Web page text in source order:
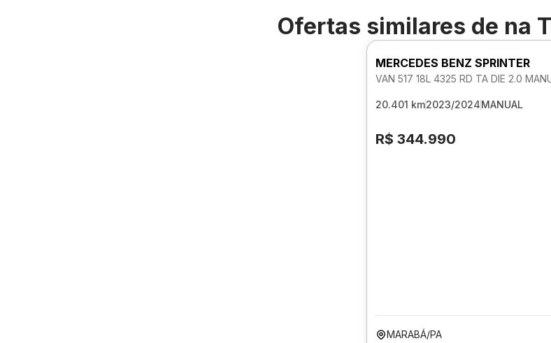
Ofertas similares de na
MERCEDES BENZ SPRINTER
VAN 517 18L 4325 RD TA DIE 2.0
20.401 km2023/2024MANUAL
R$ 344.990
MARABÁ/PA